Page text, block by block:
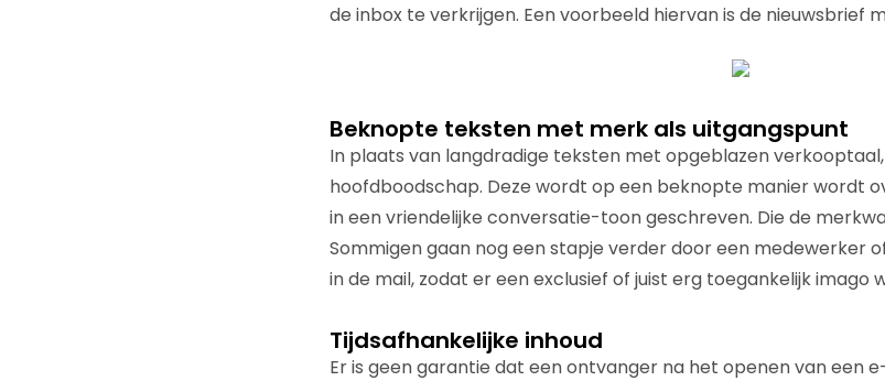
de inbox te verkrijgen. Een voorbeeld hiervan is de nieuwsbrief
Beknopte teksten met merk als uitgangspunt
In plaats van langdradige teksten met opgeblazen
hoofdboodschap. Deze wordt op een beknopte manier wordt
in een vriendelijke conversatie-toon geschreven. Die de
Sommigen gaan nog een stapje verder door een medewerker
in de mail, zodat er een exclusief of juist erg toegankelijk imago
Tijdsafhankelijke inhoud
Er is geen garantie dat een ontvanger na het openen van een